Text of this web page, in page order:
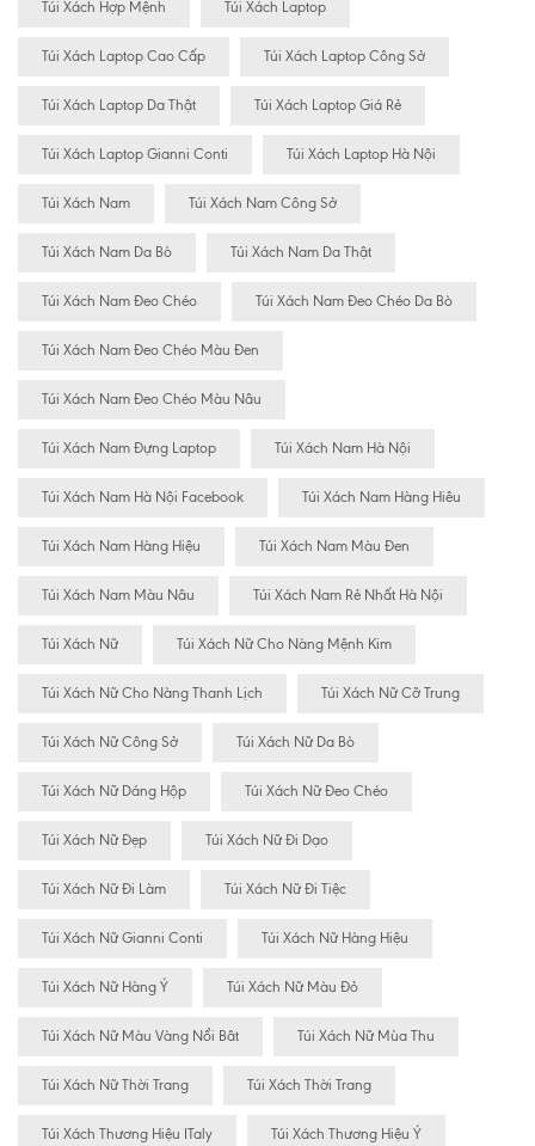
Túi Xách Hợp Mệnh Túi Xách Laptop
Túi Xách Laptop Cao Cấp Túi Xách Laptop Công Sở
Túi Xách Laptop Da Thật Túi Xách Laptop Giá Rẻ
Túi Xách Laptop Gianni Conti Túi Xách Laptop Hà Nội
Túi Xách Nam Túi Xách Nam Công Sở
Túi Xách Nam Da Bò Túi Xách Nam Da Thật
Túi Xách Nam Đeo Chéo Túi Xách Nam Đeo Chéo Da Bò
Túi Xách Nam Đeo Chéo Màu Đen
Túi Xách Nam Đeo Chéo Màu Nâu
Túi Xách Nam Đựng Laptop Túi Xách Nam Hà Nội
Túi Xách Nam Hà Nội Facebook Túi Xách Nam Hàng Hiêu
Túi Xách Nam Hàng Hiệu Túi Xách Nam Màu Đen
Túi Xách Nam Màu Nâu Túi Xách Nam Rẻ Nhất Hà Nội
Túi Xách Nữ Túi Xách Nữ Cho Nàng Mệnh Kim
Túi Xách Nữ Cho Nàng Thanh Lịch Túi Xách Nữ Cỡ Trung
Túi Xách Nữ Công Sở Túi Xách Nữ Da Bò
Túi Xách Nữ Dáng Hộp Túi Xách Nữ Đeo Chéo
Túi Xách Nữ Đẹp Túi Xách Nữ Đi Dạo
Túi Xách Nữ Đi Làm Túi Xách Nữ Đi Tiệc
Túi Xách Nữ Gianni Conti Túi Xách Nữ Hàng Hiệu
Túi Xách Nữ Hàng Ý Túi Xách Nữ Màu Đỏ
Túi Xách Nữ Màu Vàng Nổi Bât Túi Xách Nữ Mùa Thu
Túi Xách Nữ Thời Trang Túi Xách Thời Trang
Túi Xách Thương Hiệu ITaly Túi Xách Thương Hiệu Ý